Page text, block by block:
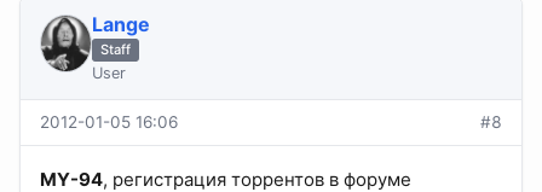
Lange
Staff
User
2012-01-05 16:06 #8
MY-94, регистрация торрентов в форуме